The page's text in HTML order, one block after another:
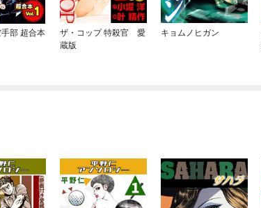
部 超合本
ザ・コップ 特殺官 愛
蔵版
キョムノヒガン